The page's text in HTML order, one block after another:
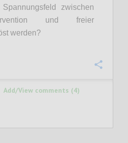
zwischen
und freier
werden?
Add/View comments (4)